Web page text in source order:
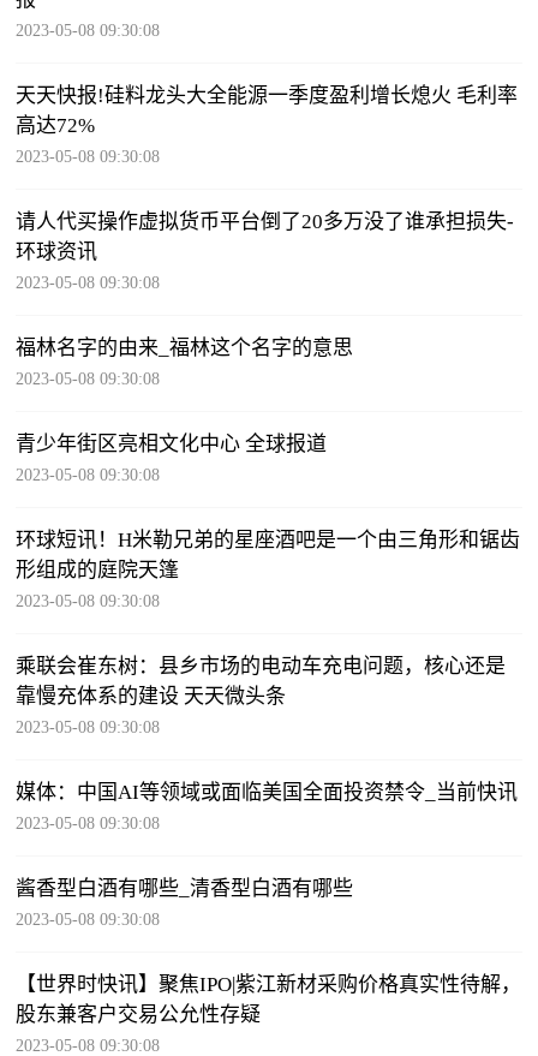
2023-05-08 09:30:08
天天快报!硅料龙头大全能源一季度盈利增长熄火 毛利率
高达72%
2023-05-08 09:30:08
请人代买操作虚拟货币平台倒了20多万没了谁承担损失-
环球资讯
2023-05-08 09:30:08
福林名字的由来_福林这个名字的意思
2023-05-08 09:30:08
青少年街区亮相文化中心 全球报道
2023-05-08 09:30:08
环球短讯！H米勒兄弟的星座酒吧是一个由三角形和锯齿
形组成的庭院天篷
2023-05-08 09:30:08
乘联会崔东树：县乡市场的电动车充电问题，核心还是
靠慢充体系的建设 天天微头条
2023-05-08 09:30:08
媒体：中国AI等领域或面临美国全面投资禁令_当前快讯
2023-05-08 09:30:08
酱香型白酒有哪些_清香型白酒有哪些
2023-05-08 09:30:08
【世界时快讯】聚焦IPO|紫江新材采购价格真实性待解，
股东兼客户交易公允性存疑
2023-05-08 09:30:08